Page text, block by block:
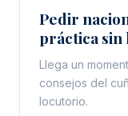
Pedir
práctica sin
Llega un
consejos del
locutorio.